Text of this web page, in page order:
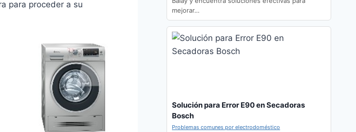
para proceder a su
mejorar…
Solución para Error E90 en Secadoras
Bosch
Problemas comunes por electrodoméstico